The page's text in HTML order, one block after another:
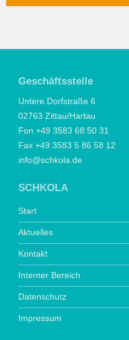
Geschäftsstelle
Untere Dorfstraße 6
02763 Zittau/Hartau
Fon +49 3583 68 50 31
Fax +49 3583 5 86 58 12
info@schkola.de
SCHKOLA
Start
Aktuelles
Kontakt
Interner Bereich
Datenschutz
Impressum